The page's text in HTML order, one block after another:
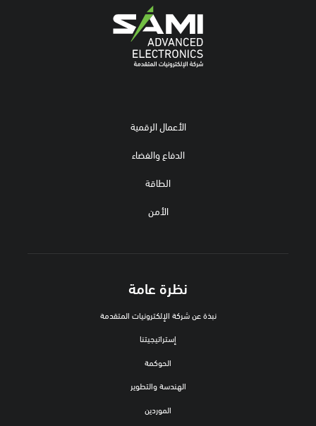
الأعمال الرقمية
الدفاع والفضاء
الطاقة
الأمن
نظرة عامة
نبذة عن شركة الإلكترونيات المتقدمة
إستراتيجيتنا
الحوكمة
الهندسة والتطوير
الموردين